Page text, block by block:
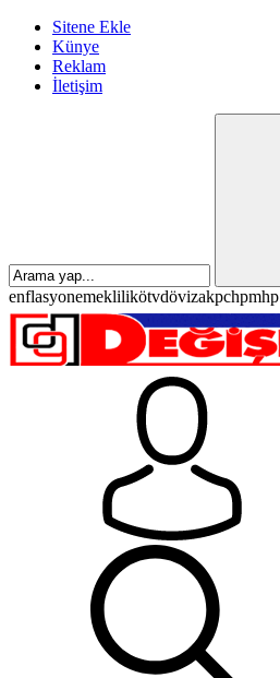
Sitene Ekle
Künye
Reklam
İletişim
enflasyonemeklilikötvdövizakpchpmhp